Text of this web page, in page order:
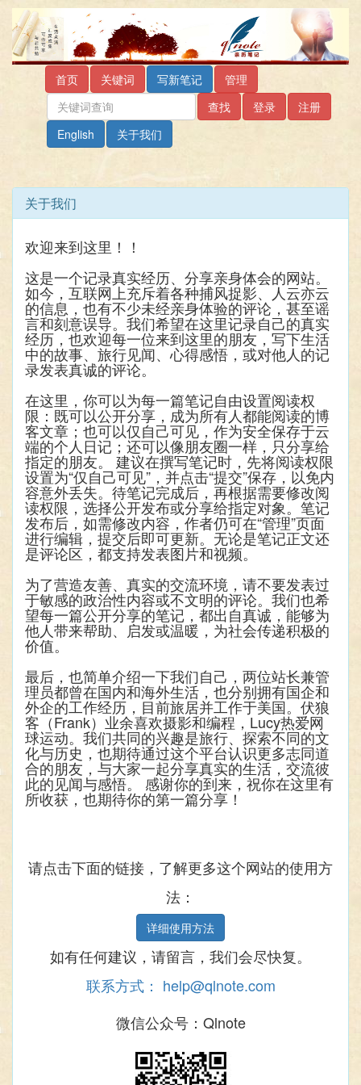
首页 关键词 写新笔记
管理
查找
登录
注册
English
关于我们
关于我们
欢迎来到这里！！
这是一个记录真实经历、分享亲身体会的网站。
如今，互联网上充斥着各种捕风捉影、人云亦云
的信息，也有不少未经亲身体验的评论，甚至谣
言和刻意误导。我们希望在这里记录自己的真实
经历，也欢迎每一位来到这里的朋友，写下生活
中的故事、旅行见闻、心得感悟，或对他人的记
录发表真诚的评论。
在这里，你可以为每一篇笔记自由设置阅读权
限：既可以公开分享，成为所有人都能阅读的博
客文章；也可以仅自己可见，作为安全保存于云
端的个人日记；还可以像朋友圈一样，只分享给
指定的朋友。 建议在撰写笔记时，先将阅读权限
设置为“仅自己可见”，并点击“提交”保存，以免内
容意外丢失。待笔记完成后，再根据需要修改阅
读权限，选择公开发布或分享给指定对象。笔记
发布后，如需修改内容，作者仍可在“管理”页面
进行编辑，提交后即可更新。无论是笔记正文还
是评论区，都支持发表图片和视频。
为了营造友善、真实的交流环境，请不要发表过
于敏感的政治性内容或不文明的评论。我们也希
望每一篇公开分享的笔记，都出自真诚，能够为
他人带来帮助、启发或温暖，为社会传递积极的
价值。
最后，也简单介绍一下我们自己，两位站长兼管
理员都曾在国内和海外生活，也分别拥有国企和
外企的工作经历，目前旅居并工作于美国。伏狼
客（Frank）业余喜欢摄影和编程，Lucy热爱网
球运动。我们共同的兴趣是旅行、探索不同的文
化与历史，也期待通过这个平台认识更多志同道
合的朋友，与大家一起分享真实的生活，交流彼
此的见闻与感悟。 感谢你的到来，祝你在这里有
所收获，也期待你的第一篇分享！
请点击下面的链接，了解更多这个网站的使用方
法：
详细使用方法
如有任何建议，请留言，我们会尽快复。
联系方式： help@qlnote.com
微信公众号：Qlnote